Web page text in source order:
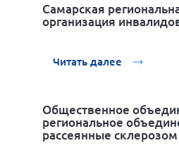
Самарская
организация
Читать далее
Общественное
региональное
рассеянные склерозом